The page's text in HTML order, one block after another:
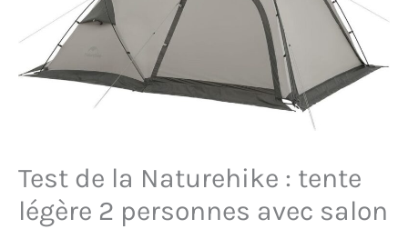
Test de la Naturehike : tente
légère 2 personnes avec salon